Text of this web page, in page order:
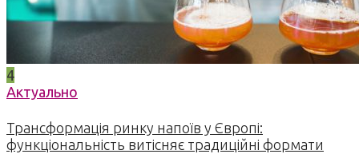
4
Актуально
Трансформація ринку напоїв у Європі:
функціональність витісняє традиційні формати